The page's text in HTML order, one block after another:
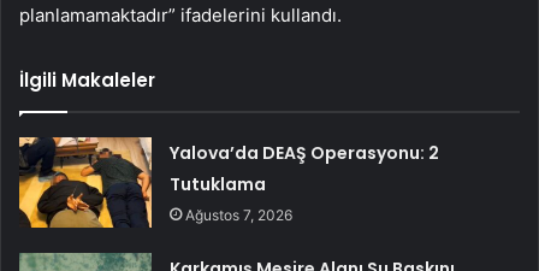
planlamamaktadır” ifadelerini kullandı.
İlgili Makaleler
Yalova’da DEAŞ Operasyonu: 2
Tutuklama
Ağustos 7, 2026